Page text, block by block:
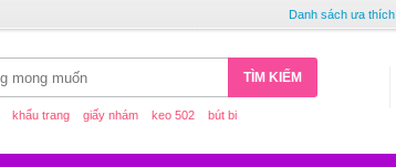
Danh sách ưa thích
TÌM KIẾM
khẩu trang giấy nhám keo 502 bút bi